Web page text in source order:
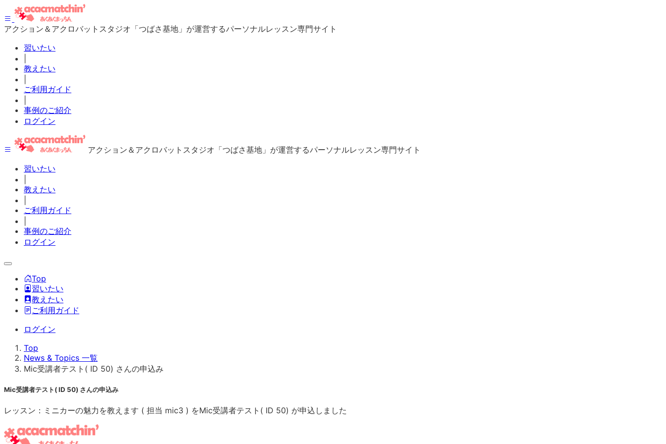
アクション＆アクロバットスタジオ「つばさ基地」が運営するパーソナルレッスン専門サイト
習いたい
教えたい
ご利用ガイド
事例のご紹介
ログイン
アクション＆アクロバットスタジオ「つばさ基地」が運営するパーソナルレッスン専門サイト
習いたい
教えたい
ご利用ガイド
事例のご紹介
ログイン
Top
習いたい
教えたい
ご利用ガイド
ログイン
Top
News & Topics 一覧
Mic受講者テスト( ID 50) さんの申込み
Mic受講者テスト( ID 50) さんの申込み
レッスン：ミニカーの魅力を教えます ( 担当 mic3 ) をMic受講者テスト( ID 50) が申込しました